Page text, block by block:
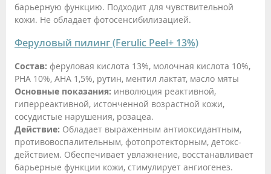
барьерную функцию. Подходит для чувствительной
кожи. Не обладает фотосенсибилизацией.
Феруловый пилинг (Ferulic Peel+ 13%)
Состав: феруловая кислота 13%, молочная кислота 10%,
PHA 10%, АНА 1,5%, рутин, ментил лактат, масло мяты
Основные показания: инволюция реактивной,
гиперреактивной, истонченной возрастной кожи,
сосудистые нарушения, розацеа.
Действие: Обладает выраженным антиоксидантным,
противовоспалительным, фотопротекторным, детокс-
действием. Обеспечивает увлажнение, восстанавливает
барьерные функции кожи, стимулирует ангиогенез.